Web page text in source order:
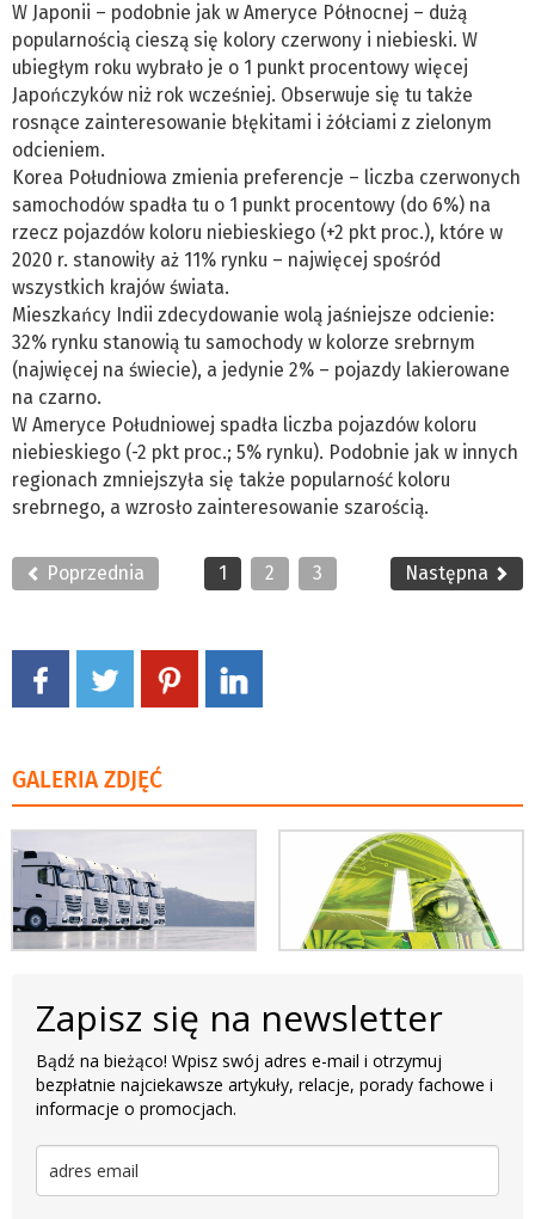
W Japonii – podobnie jak w Ameryce Północnej – dużą
popularnością cieszą się kolory czerwony i niebieski. W
ubiegłym roku wybrało je o 1 punkt procentowy więcej
Japończyków niż rok wcześniej. Obserwuje się tu także
rosnące zainteresowanie błękitami i żółciami z zielonym
odcieniem.
Korea Południowa zmienia preferencje – liczba czerwonych
samochodów spadła tu o 1 punkt procentowy (do 6%) na
rzecz pojazdów koloru niebieskiego (+2 pkt proc.), które w
2020 r. stanowiły aż 11% rynku – najwięcej spośród
wszystkich krajów świata.
Mieszkańcy Indii zdecydowanie wolą jaśniejsze odcienie:
32% rynku stanowią tu samochody w kolorze srebrnym
(najwięcej na świecie), a jedynie 2% – pojazdy lakierowane
na czarno.
W Ameryce Południowej spadła liczba pojazdów koloru
niebieskiego (-2 pkt proc.; 5% rynku). Podobnie jak w innych
regionach zmniejszyła się także popularność koloru
srebrnego, a wzrosło zainteresowanie szarością.
Poprzednia 1 2 3 Następna
GALERIA ZDJĘĆ
Zapisz się na newsletter
Bądź na bieżąco! Wpisz swój adres e-mail i otrzymuj
bezpłatnie najciekawsze artykuły, relacje, porady fachowe i
informacje o promocjach.